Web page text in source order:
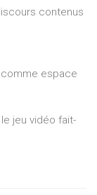
contenus
comme espace
jeu vidéo fait-